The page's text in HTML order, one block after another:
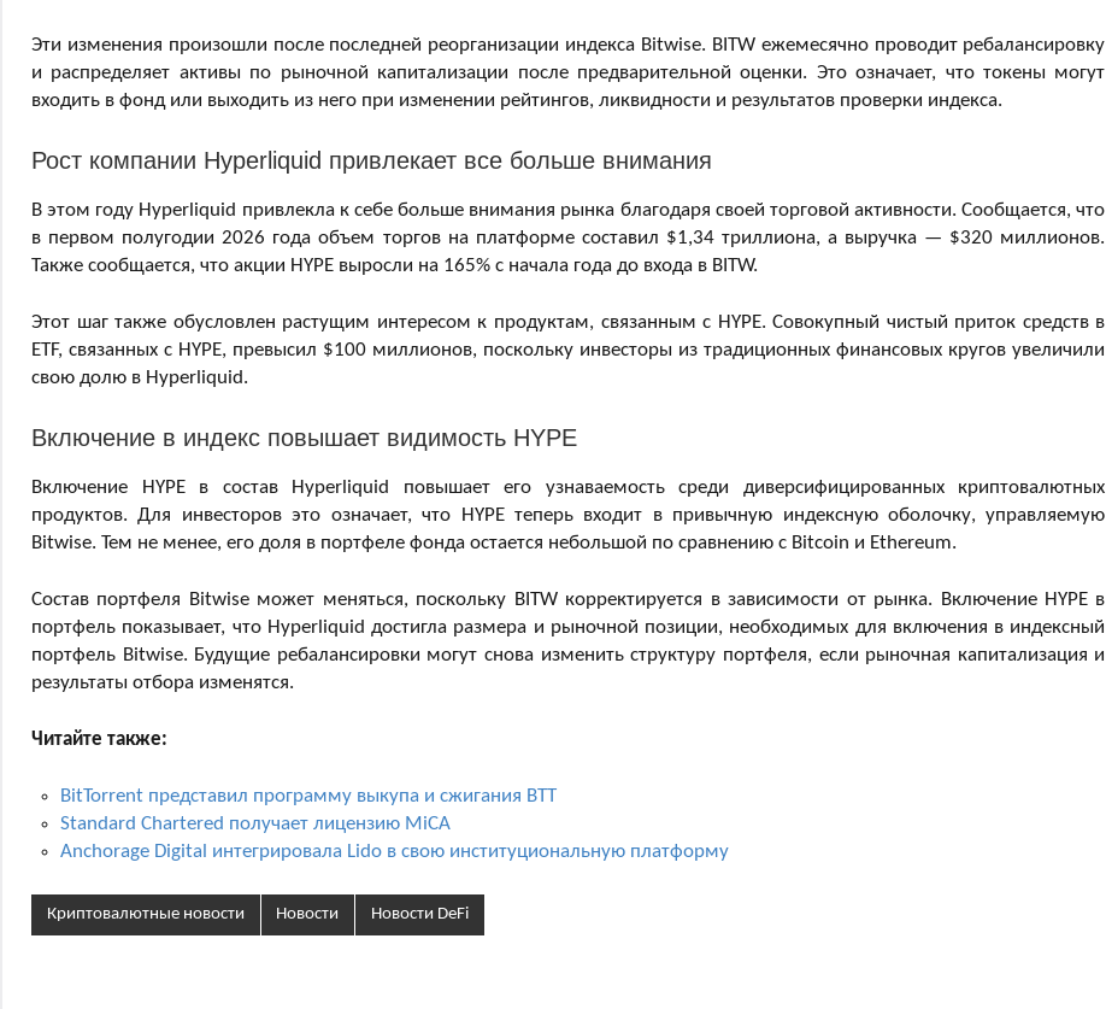
Эти изменения произошли после последней реорганизации индекса Bitwise. BITW ежемесячно проводит ребалансировку
и распределяет активы по рыночной капитализации после предварительной оценки. Это означает, что токены могут
входить в фонд или выходить из него при изменении рейтингов, ликвидности и результатов проверки индекса.
Рост компании Hyperliquid привлекает все больше внимания
В этом году Hyperliquid привлекла к себе больше внимания рынка благодаря своей торговой активности. Сообщается, что
в первом полугодии 2026 года объем торгов на платформе составил $1,34 триллиона, а выручка — $320 миллионов.
Также сообщается, что акции HYPE выросли на 165% с начала года до входа в BITW.
Этот шаг также обусловлен растущим интересом к продуктам, связанным с HYPE. Совокупный чистый приток средств в
ETF, связанных с HYPE, превысил $100 миллионов, поскольку инвесторы из традиционных финансовых кругов увеличили
свою долю в Hyperliquid.
Включение в индекс повышает видимость HYPE
Включение HYPE в состав Hyperliquid повышает его узнаваемость среди диверсифицированных криптовалютных
продуктов. Для инвесторов это означает, что HYPE теперь входит в привычную индексную оболочку, управляемую
Bitwise. Тем не менее, его доля в портфеле фонда остается небольшой по сравнению с Bitcoin и Ethereum.
Состав портфеля Bitwise может меняться, поскольку BITW корректируется в зависимости от рынка. Включение HYPE в
портфель показывает, что Hyperliquid достигла размера и рыночной позиции, необходимых для включения в индексный
портфель Bitwise. Будущие ребалансировки могут снова изменить структуру портфеля, если рыночная капитализация и
результаты отбора изменятся.
Читайте также:
BitTorrent представил программу выкупа и сжигания BTT
Standard Chartered получает лицензию MiCA
Anchorage Digital интегрировала Lido в свою институциональную платформу
Криптовалютные новости Новости Новости DeFi